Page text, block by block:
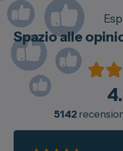
Spazio alle
5142